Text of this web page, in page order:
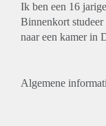
Ik ben een 16
Binnenkort
naar een kamer in
Algemene